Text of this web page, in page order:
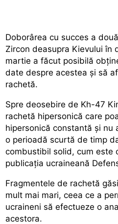
Doborârea cu succes a
Zircon deasupra Kievului în
martie a făcut posibilă
date despre acestea și să
rachetă.
Spre deosebire de Kh-47
rachetă hipersonică care
hipersonică constantă și nu
o perioadă scurtă de timp
combustibil solid, cum este
publicația ucraineană
Fragmentele de rachetă
mult mai mari, ceea ce a
ucraineni să efectueze o
acestora.